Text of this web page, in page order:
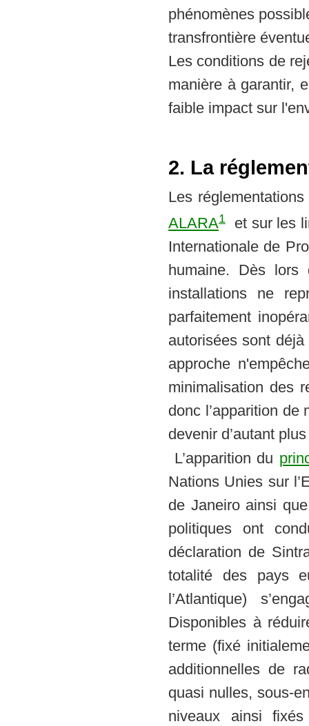
phénomènes
transfrontière
Les conditions de
manière à garantir,
faible impact sur
2. La
Les
ALARA1
et sur les
Internationale de
humaine. Dès
installations ne
parfaitement
autorisées sont
approche
minimalisation des
donc l’apparition
devenir d’autant
L’apparition du
Nations Unies sur
de Janeiro ainsi
politiques ont
déclaration de
totalité des pays
l’Atlantique)
Disponibles à
terme (fixé
additionnelles de
quasi nulles, sous-
niveaux ainsi